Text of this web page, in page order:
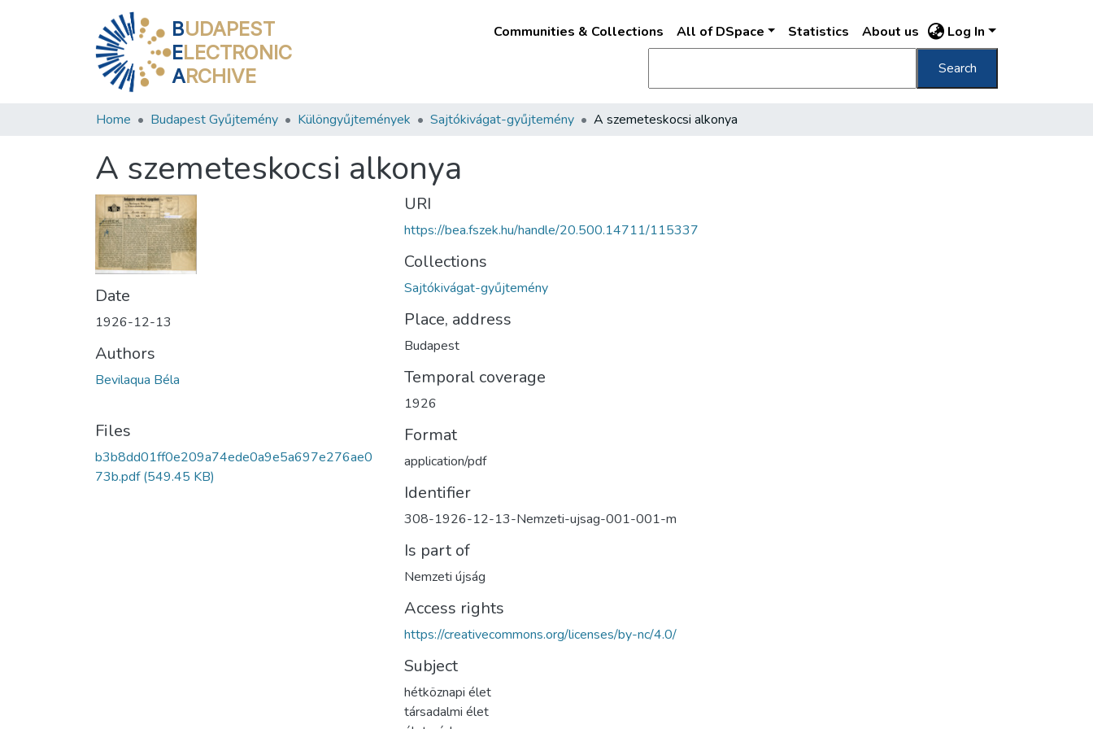
BUDAPEST
ELECTRONIC
ARCHIVE
Communities & Collections All of DSpace Statistics About us Log In
Search
Home Budapest Gyűjtemény Különgyűjtemények Sajtókivágat-gyűjtemény A szemeteskocsi alkonya
A szemeteskocsi alkonya
Date
1926-12-13
Authors
Bevilaqua Béla
Files
b3b8dd01ff0e209a74ede0a9e5a697e276ae0
73b.pdf(549.45 KB)
URI
https://bea.fszek.hu/handle/20.500.14711/115337
Collections
Sajtókivágat-gyűjtemény
Place, address
Budapest
Temporal coverage
1926
Format
application/pdf
Identifier
308-1926-12-13-Nemzeti-ujsag-001-001-m
Is part of
Nemzeti újság
Access rights
https://creativecommons.org/licenses/by-nc/4.0/
Subject
hétköznapi élet
társadalmi élet